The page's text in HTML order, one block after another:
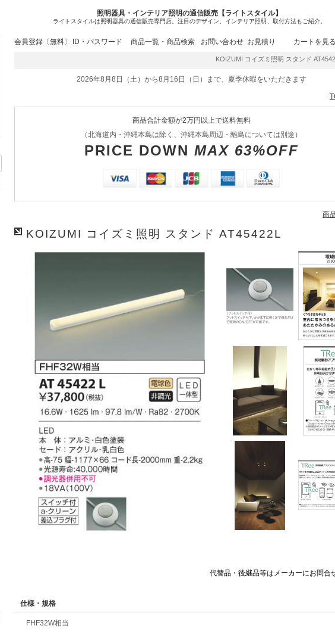
照明器具・インテリア照明の通信販売【ライトスタイル】
ライトスタイルは照明器具の通信販売専門店。注目のデザイン、インテリア照明、取付方法もご紹介。
会員登録〔無料〕 ID・パスワード 商品一覧・商品検索 お問い合わせ お見積り カートを見る
KOIZUMI コイズミ照明 スタンド AT45422L
2026年8月8日（土）から8月16日（日）まで、夏季休暇をいただきます
商品合計金額が2万円以上で送料無料
（北海道内・沖縄本島は除く、沖縄本島周辺・離島については別途）
PRICE DOWN MAX 63%OFF
商
KOIZUMI コイズミ照明 スタンド AT45422L
代替品・後継品等はメーカーにお問合
仕様・規格
FHF32W相当